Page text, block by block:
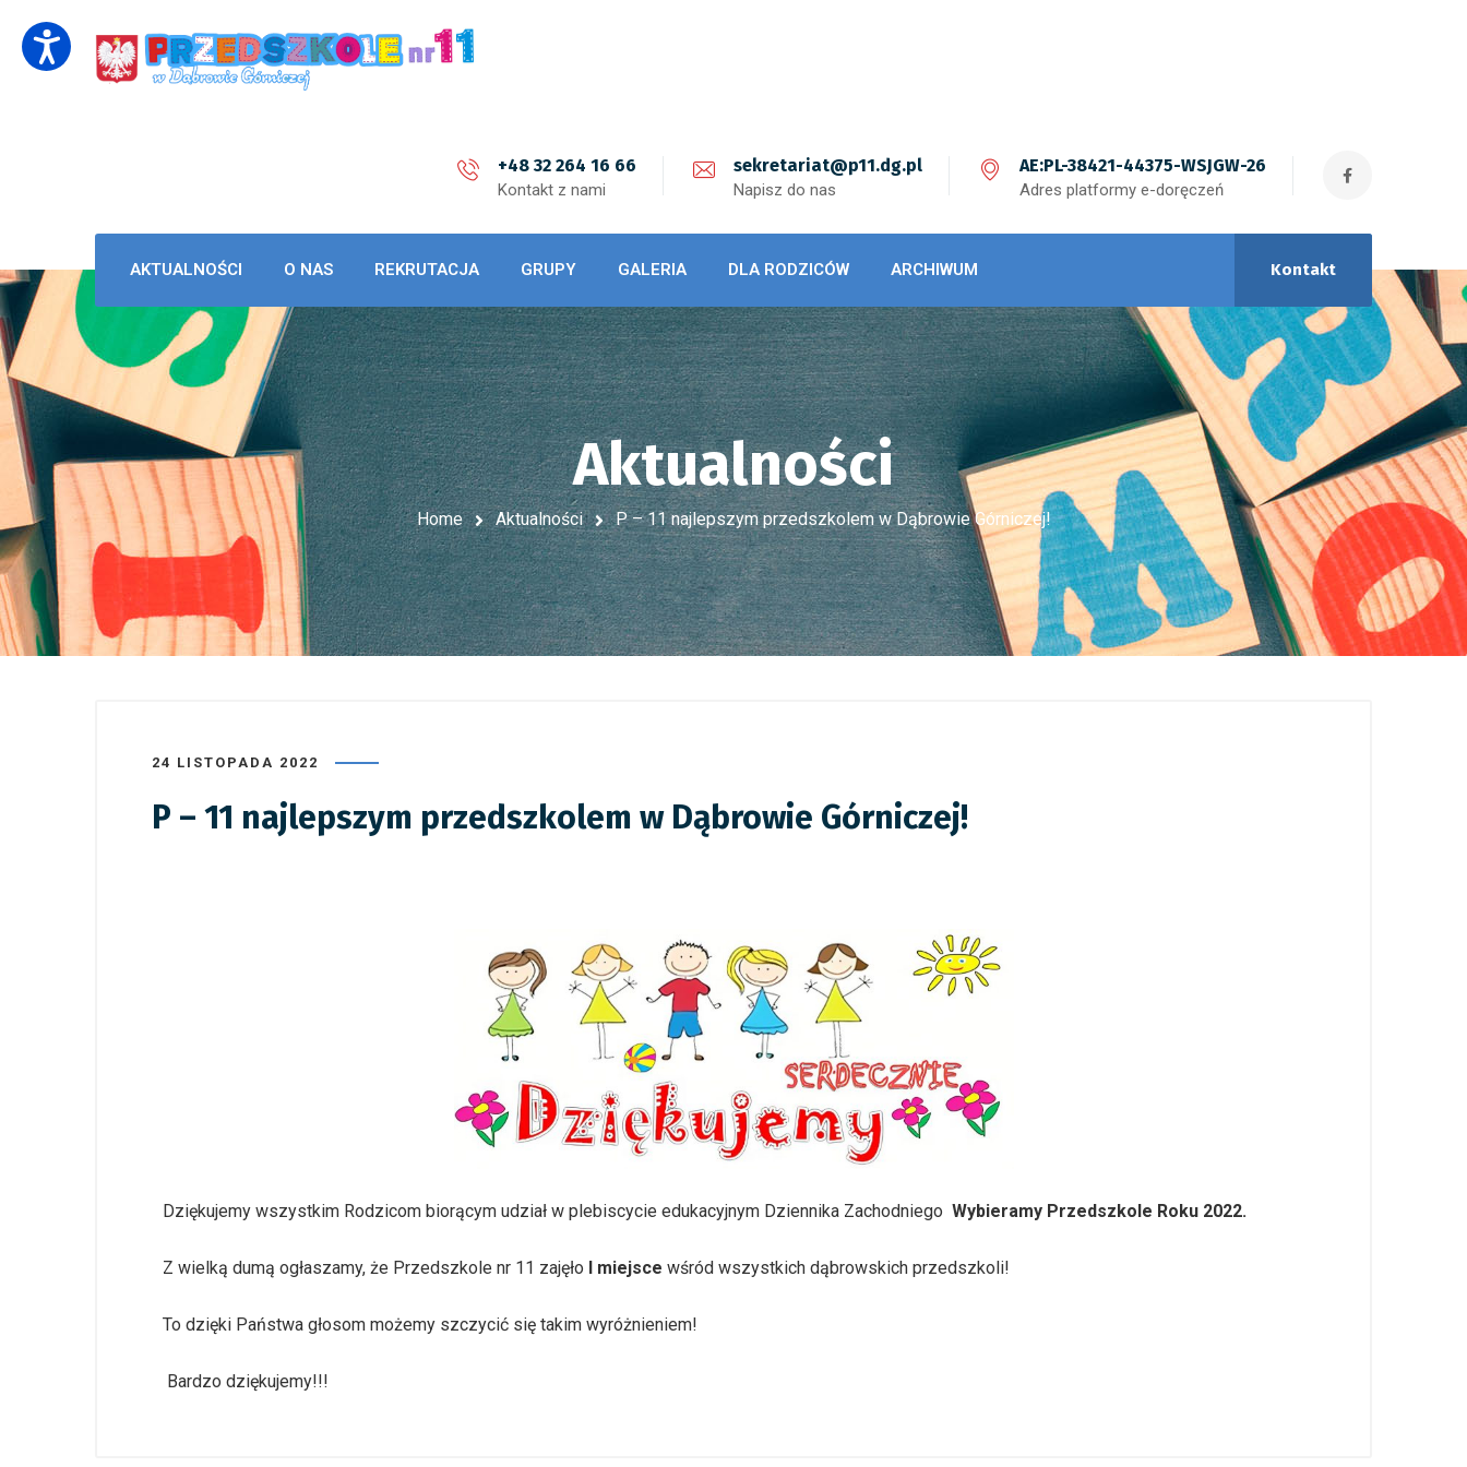
+48 32 264 16 66
Kontakt z nami
sekretariat@p11.dg.pl
Napisz do nas
AE:PL-38421-44375-WSJGW-26
Adres platformy e-doręczeń
Kontakt
AKTUALNOŚCI O NAS REKRUTACJA GRUPY GALERIA DLA RODZICÓW ARCHIWUM
Aktualności
Home Aktualności P – 11 najlepszym przedszkolem w Dąbrowie Górniczej!
24 LISTOPADA 2022
P – 11 najlepszym przedszkolem w Dąbrowie Górniczej!
Dziękujemy wszystkim Rodzicom biorącym udział w plebiscycie edukacyjnym Dziennika Zachodniego Wybieramy Przedszkole Roku 2022.
Z wielką dumą ogłaszamy, że Przedszkole nr 11 zajęło I miejsce wśród wszystkich dąbrowskich przedszkoli!
To dzięki Państwa głosom możemy szczycić się takim wyróżnieniem!
Bardzo dziękujemy!!!